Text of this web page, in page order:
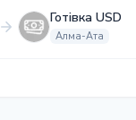
Готівка USD
Алма-Ата